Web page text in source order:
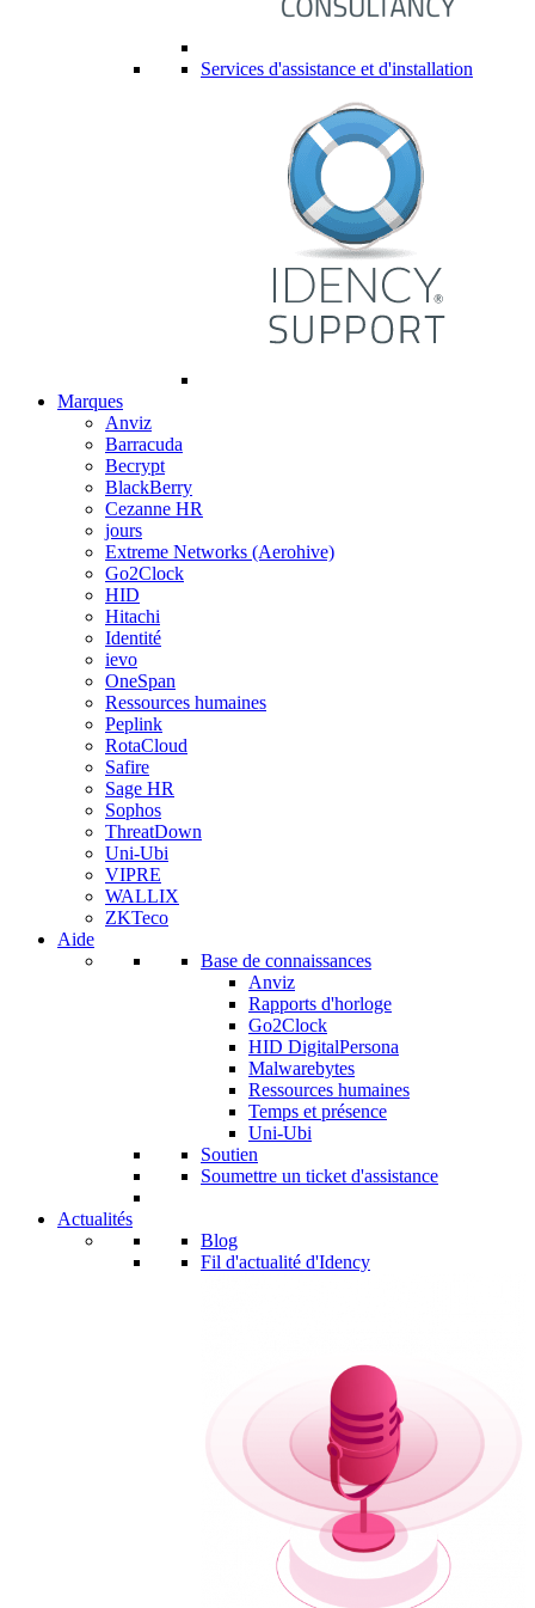
Services d'assistance et d'installation
Marques
Anviz
Barracuda
Becrypt
BlackBerry
Cezanne HR
jours
Extreme Networks (Aerohive)
Go2Clock
HID
Hitachi
Identité
ievo
OneSpan
Ressources humaines
Peplink
RotaCloud
Safire
Sage HR
Sophos
ThreatDown
Uni-Ubi
VIPRE
WALLIX
ZKTeco
Aide
Base de connaissances
Anviz
Rapports d'horloge
Go2Clock
HID DigitalPersona
Malwarebytes
Ressources humaines
Temps et présence
Uni-Ubi
Soutien
Soumettre un ticket d'assistance
Actualités
Blog
Fil d'actualité d'Idency